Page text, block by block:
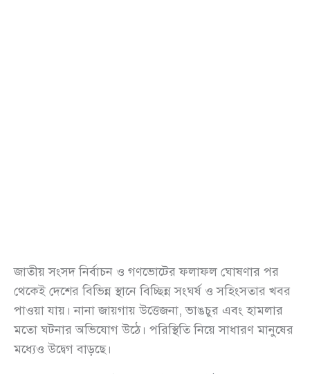
জাতীয় সংসদ নির্বাচন ও গণভোটের ফলাফল ঘোষণার পর
থেকেই দেশের বিভিন্ন স্থানে বিচ্ছিন্ন সংঘর্ষ ও সহিংসতার খবর
পাওয়া যায়। নানা জায়গায় উত্তেজনা, ভাঙচুর এবং হামলার
মতো ঘটনার অভিযোগ উঠে। পরিস্থিতি নিয়ে সাধারণ মানুষের
মধ্যেও উদ্বেগ বাড়ছে।